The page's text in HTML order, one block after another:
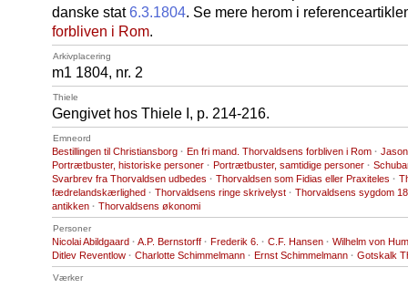
danske stat6.3.1804. Se mere herom i
forbliven i Rom.
Arkivplacering
m1 1804, nr. 2
Thiele
Gengivet hos Thiele I, p. 214-216.
Emneord
Bestillingen til Christiansborg · En fri mand. Thorvaldsens forbliven i Rom ·
Portrætbuster, historiske personer · Portrætbuster, samtidige personer ·
Svarbrev fra Thorvaldsen udbedes · Thorvaldsen som Fidias eller Praxiteles ·
fædrelandskærlighed · Thorvaldsens ringe skrivelyst · Thorvaldsens sygdom
antikken · Thorvaldsens økonomi
Personer
Nicolai Abildgaard · A.P. Bernstorff · Frederik 6. · C.F. Hansen · Wilhelm von
Ditlev Reventlow · Charlotte Schimmelmann · Ernst Schimmelmann · Gotskalk
Værker